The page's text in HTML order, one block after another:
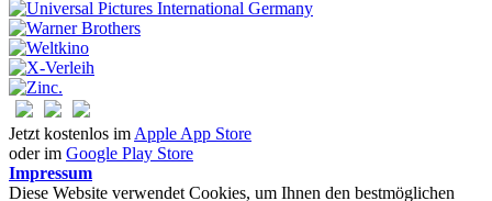
Jetzt kostenlos im Apple App Store
oder im Google Play Store
Impressum
Diese Website verwendet Cookies, um Ihnen den bestmöglichen